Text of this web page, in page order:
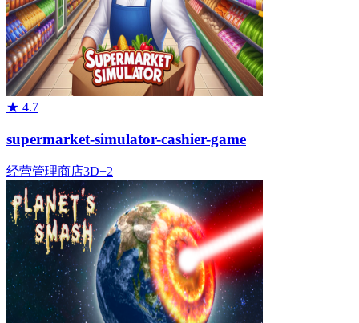
★ 4.7
supermarket-simulator-cashier-game
经营管理商店3D+2